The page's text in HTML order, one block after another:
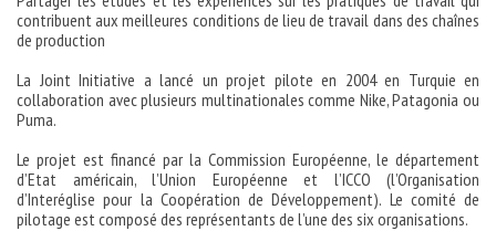
contribuent aux meilleures conditions de lieu de travail dans des chaînes
de production
La Joint Initiative a lancé un projet pilote en 2004 en Turquie en
collaboration avec plusieurs multinationales comme Nike, Patagonia ou
Puma.
Le projet est financé par la Commission Européenne, le département
d’Etat américain, l’Union Européenne et l’ICCO (l’Organisation
d’Interéglise pour la Coopération de Développement). Le comité de
pilotage est composé des représentants de l’une des six organisations.